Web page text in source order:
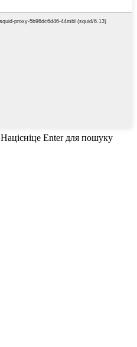
Націсніце Enter для пошуку